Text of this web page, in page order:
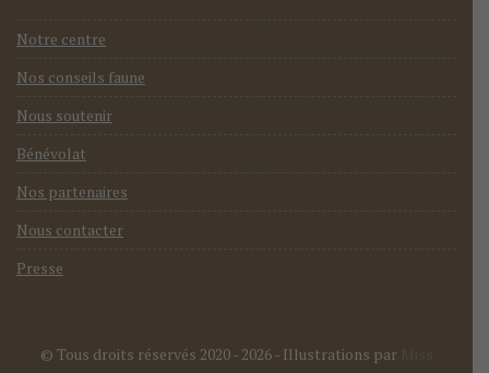
Notre centre
Nos conseils faune
Nous soutenir
Bénévolat
Nos partenaires
Nous contacter
Presse
© Tous droits réservés 2020 - 2026- Illustrations par Miss